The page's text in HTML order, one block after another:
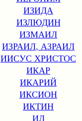
ИЗИДА
ИЗЛЮДИН
ИЗМАИЛ
ИЗРАИЛ, АЗРАИЛ
ИИСУС ХРИСТОС
ИКАР
ИКАРИЙ
ИКСИОН
ИКТИН
ИЛ